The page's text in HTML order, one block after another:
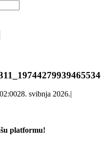
28. svibnja 2026.|
platformu!